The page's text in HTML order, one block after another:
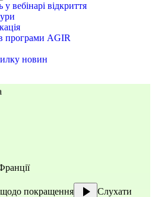
у вебінарі відкриття
програми AGIR
новин
покращення Слухати